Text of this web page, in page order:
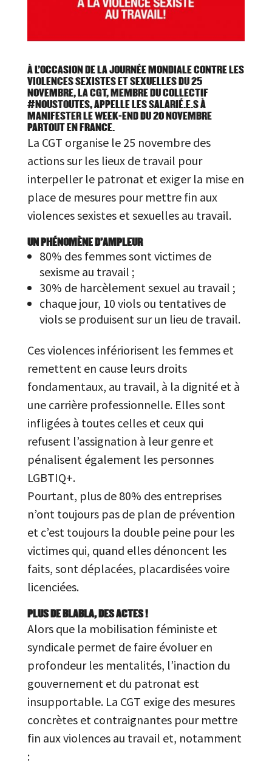
À L’OCCASION DE LA JOURNÉE MONDIALE CONTRE LES
VIOLENCES SEXISTES ET SEXUELLES DU 25
NOVEMBRE, LA CGT, MEMBRE DU COLLECTIF
#NOUSTOUTES, APPELLE LES SALARIÉ.E.S À
MANIFESTER LE WEEK-END DU 20 NOVEMBRE
PARTOUT EN FRANCE.
La CGT organise le 25 novembre des
actions sur les lieux de travail pour
interpeller le patronat et exiger la mise en
place de mesures pour mettre fin aux
violences sexistes et sexuelles au travail.
UN PHÉNOMÈNE D’AMPLEUR
80% des femmes sont victimes de
sexisme au travail ;
30% de harcèlement sexuel au travail ;
chaque jour, 10 viols ou tentatives de
viols se produisent sur un lieu de travail.
Ces violences infériorisent les femmes et
remettent en cause leurs droits
fondamentaux, au travail, à la dignité et à
une carrière professionnelle. Elles sont
infligées à toutes celles et ceux qui
refusent l’assignation à leur genre et
pénalisent également les personnes
LGBTIQ+.
Pourtant, plus de 80% des entreprises
n’ont toujours pas de plan de prévention
et c’est toujours la double peine pour les
victimes qui, quand elles dénoncent les
faits, sont déplacées, placardisées voire
licenciées.
PLUS DE BLABLA, DES ACTES !
Alors que la mobilisation féministe et
syndicale permet de faire évoluer en
profondeur les mentalités, l’inaction du
gouvernement et du patronat est
insupportable. La CGT exige des mesures
concrètes et contraignantes pour mettre
fin aux violences au travail et, notamment
: